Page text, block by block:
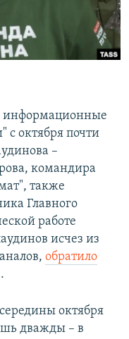
информационные
с октября почти
–
командира
также
Главного
работе
исчез из
обратило
октября
дважды – в